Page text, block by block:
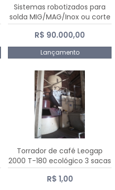
Sistemas robotizados para
solda MIG/MAG/Inox ou corte
plasma
R$ 90.000,00
Lançamento
Torrador de café Leogap
2000 T-180 ecológico 3 sacas
de carga 540 kg/h
R$ 1,00